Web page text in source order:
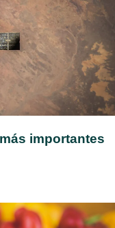
importantes